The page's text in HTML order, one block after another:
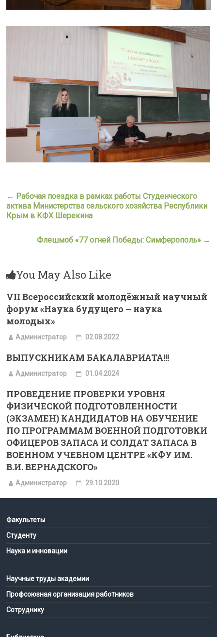
← Рабочая поездка в рамках работы Студенческого
актива Министерства сельского хозяйства Республики
Крым в КФХ Шерекина
Флешмоб «77 огней Победы: Симферополь» →
You May Also Like
VII Всероссийский молодёжный научный
форум «Наука будущего – наука
молодых»
Администратор 02.08.2022
ВЫПУСКНИКАМ БАКАЛАВРИАТА!!!
Администратор 01.04.2024
ПРОВЕДЕНИЕ ПРОВЕРКИ УРОВНЯ
ФИЗИЧЕСКОЙ ПОДГОТОВЛЕННОСТИ
(ЭКЗАМЕН) КАНДИДАТОВ НА ОБУЧЕНИЕ
ПО ПРОГРАММАМ ВОЕННОЙ ПОДГОТОВКИ
ОФИЦЕРОВ ЗАПАСА И СОЛДАТ ЗАПАСА В
ВОЕННОМ УЧЕБНОМ ЦЕНТРЕ «КФУ ИМ.
В.И. ВЕРНАДСКОГО»
Администратор 29.10.2020
Факультеты
Студенту
Наука и инновации
Научные труды академии
Профсоюзная организация работников
Сотруднику